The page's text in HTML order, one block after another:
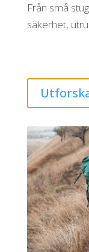
Från små
säkerhet,